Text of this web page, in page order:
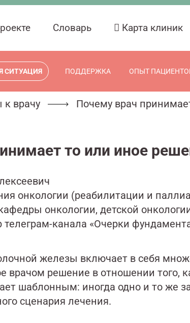
Словарь Карта клиник
СИТУАЦИЯ ПОДДЕРЖКА ОПЫТ
врачу Почему врач
то или иное
онкологии (реабилитации и
онкологии, детской
канала «Очерки
железы включает в себя
врачом решение в отношении того,
шаблонным: иногда одно и то же
сценария лечения.